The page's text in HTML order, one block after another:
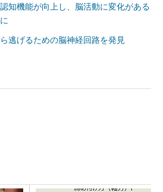
知機能が向上し、脳活動に変化がある
逃げるための脳神経回路を発見